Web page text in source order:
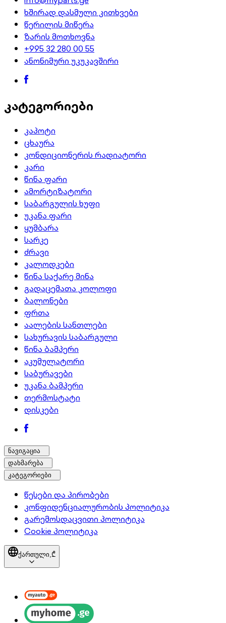
ხშირად დასმული კითხვები
წერილის მიწერა
ზარის მოთხოვნა
+995 32 280 00 55
ანონიმური უკუკავშირი
კატეგორიები
კაპოტი
ცხაურა
კონდიციონერის რადიატორი
კარი
წინა ფარი
ამორტიზატორი
საბარგულის ხუფი
უკანა ფარი
ყუმბარა
სარკე
ძრავი
კალოდკები
წინა საქარე მინა
გადაცემათა კოლოფი
ბალონები
ფრთა
აალების სანთლები
სახურავის საბარგული
წინა ბამპერი
აკუმულატორი
საბურავები
უკანა ბამპერი
თერმოსტატი
დისკები
ნავიგაცია
დახმარება
კატეგორიები
წესები და პირობები
კონფიდენციალურობის პოლიტიკა
გარემოსდაცვითი პოლიტიკა
Cookie პოლიტიკა
ქართული,₾